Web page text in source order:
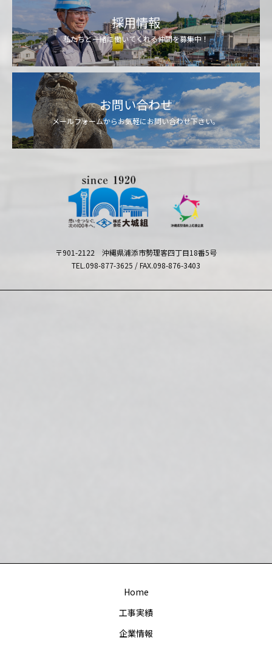
採用情報
私たちと一緒に働いてくれる仲間を募集中！
お問い合わせ
メールフォームからお気軽にお問い合わせ下さい。
〒901-2122 沖縄県浦添市勢理客四丁目18番5号
TEL.098-877-3625 / FAX.098-876-3403
Home
工事実績
企業情報